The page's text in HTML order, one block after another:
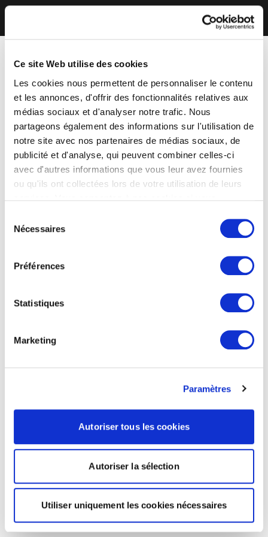
Ce site Web utilise des cookies
Les cookies nous permettent de personnaliser le contenu
et les annonces, d'offrir des fonctionnalités relatives aux
médias sociaux et d'analyser notre trafic. Nous
partageons également des informations sur l'utilisation de
notre site avec nos partenaires de médias sociaux, de
publicité et d'analyse, qui peuvent combiner celles-ci
avec d'autres informations que vous leur avez fournies
ou qu'ils ont collectées lors de votre utilisation de leurs
Nécessaires
Préférences
Statistiques
Marketing
Paramètres
Autoriser tous les cookies
Autoriser la sélection
Utiliser uniquement les cookies nécessaires